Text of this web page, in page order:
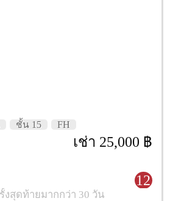
ชั้น 15 FH
เช่า 25,000 ฿
12
งสุดท้ายมากกว่า 30 วัน